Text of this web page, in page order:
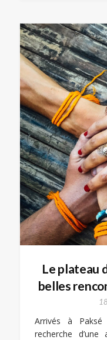
Le plateau
belles
Arrivés à
recherche d’une